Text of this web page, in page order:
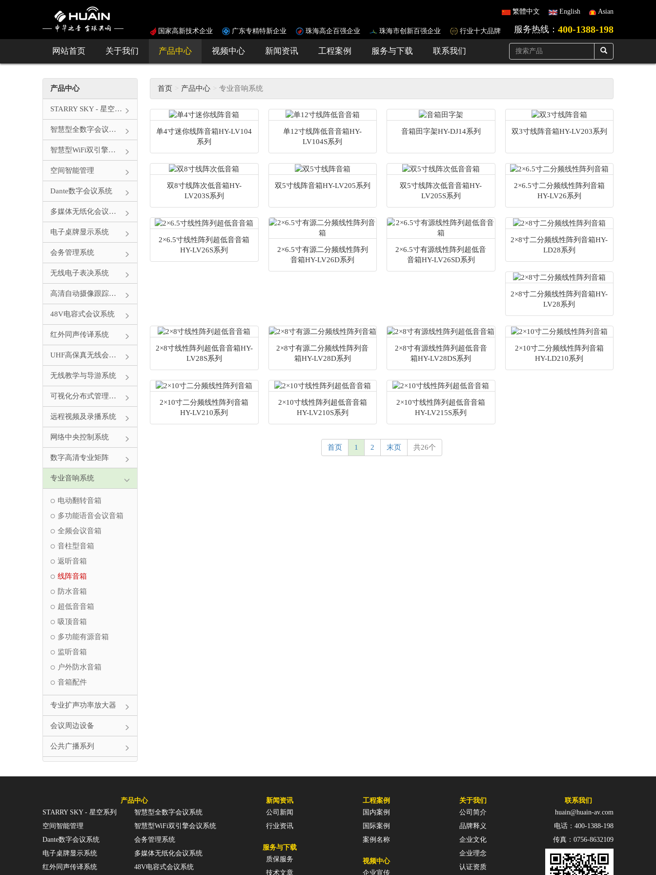
国家高新技术企业 广东专精特新企业 珠海高企百强企业 珠海市创新百强企业 行业十大品牌
繁體中文 English Asian
服务热线： 400-1388-198
网站首页 关于我们 产品中心 视频中心 新闻资讯 工程案例 服务与下载 联系我们
产品中心
STARRY SKY - 星空系列
智慧型全数字会议系统
智慧型WiFi双引擎会议系统
空间智能管理
Dante数字会议系统
多媒体无纸化会议系统
电子桌牌显示系统
会务管理系统
无线电子表决系统
高清自动摄像跟踪系统
48V电容式会议系统
红外同声传译系统
UHF高保真无线会议系统
无线教学与导游系统
可视化分布式管理系统
远程视频及录播系统
网络中央控制系统
数字高清专业矩阵
专业音响系统
电动翻转音箱
多功能语音会议音箱
全频会议音箱
音柱型音箱
返听音箱
线阵音箱
防水音箱
超低音音箱
吸顶音箱
多功能有源音箱
监听音箱
户外防水音箱
音箱配件
专业扩声功率放大器
会议周边设备
公共广播系列
停产产品
首页 产品中心 专业音响系统
单4寸迷你线阵音箱HY-LV104
系列
单12寸线阵低音音箱HY-
LV104S系列
音箱田字架HY-DJ14系列 双3寸线阵音箱HY-LV203系列
双8寸线阵次低音箱HY-
LV203S系列
双5寸线阵音箱HY-LV205系列
双5寸线阵次低音音箱HY-
LV205S系列
2×6.5寸二分频线性阵列音箱
HY-LV26系列
2×6.5寸线性阵列超低音音箱
HY-LV26S系列
2×6.5寸有源二分频线性阵列
音箱HY-LV26D系列
2×6.5寸有源线性阵列超低音
音箱HY-LV26SD系列
2×8寸二分频线性阵列音箱HY-
LD28系列
2×8寸二分频线性阵列音箱HY-
LV28系列
2×8寸线性阵列超低音音箱HY-
LV28S系列
2×8寸有源二分频线性阵列音
箱HY-LV28D系列
2×8寸有源线性阵列超低音音
箱HY-LV28DS系列
2×10寸二分频线性阵列音箱
HY-LD210系列
2×10寸二分频线性阵列音箱
HY-LV210系列
2×10寸线性阵列超低音音箱
HY-LV210S系列
2×10寸线性阵列超低音音箱
HY-LV215S系列
首页 1 2 末页 共26个
产品中心
STARRY SKY - 星空系列
智慧型全数字会议系统
空间智能管理
智慧型WiFi双引擎会议系统
Dante数字会议系统
会务管理系统
电子桌牌显示系统
多媒体无纸化会议系统
红外同声传译系统
48V电容式会议系统
新闻资讯
公司新闻
行业资讯
服务与下载
质保服务
技术文章
工程案例
国内案例
国际案例
案例名称
视频中心
企业宣传
关于我们
公司简介
品牌释义
企业文化
企业理念
认证资质
联系我们
huain@huain-av.com
电话：400-1388-198
传真：0756-8632109